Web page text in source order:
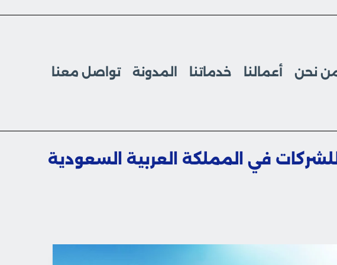
نحن أعمالنا خدماتنا المدونة تواصل معنا
للشركات في المملكة العربية السعودية